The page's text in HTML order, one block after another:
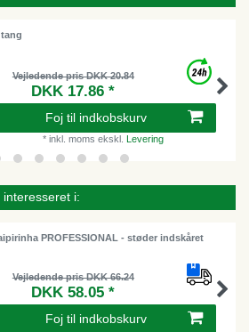
Vejledende pris DKK 20.84
DKK 17.86 *
Foj til indkobskurv
* inkl. moms ekskl. Levering
i:
PROFESSIONAL - støder indskåret
Vejledende pris DKK 66.24
DKK 58.05 *
Foj til indkobskurv